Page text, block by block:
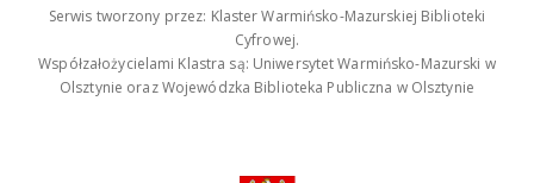
Serwis tworzony przez: Klaster Warmińsko-Mazurskiej Biblioteki
Cyfrowej.
Współzałożycielami Klastra są: Uniwersytet Warmińsko-Mazurski w
Olsztynie oraz Wojewódzka Biblioteka Publiczna w Olsztynie